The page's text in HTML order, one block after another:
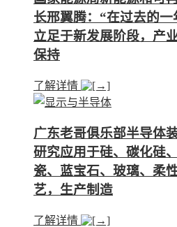
长邢翼腾：“在过去的
立足于新发展阶段，产
保持
了解详情
广东老哥俱乐部半导体
研究应用于硅、碳化硅
瓷、蓝宝石、玻璃、柔
艺，生产制造
了解详情